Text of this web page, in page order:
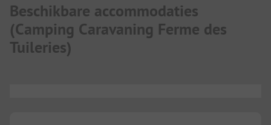
Beschikbare accommodaties
(Camping Caravaning Ferme des
Tuileries)